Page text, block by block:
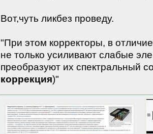
Вот,чуть ликбез проведу.
"При этом корректоры, в
не только усиливают слабые
преобразуют их спектральный
коррекция)"